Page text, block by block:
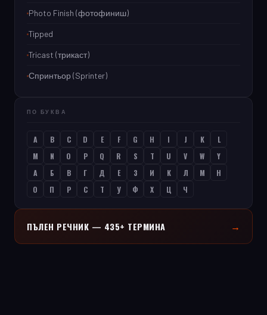
Photo Finish (фотофиниш)
Tipped
Tricast (трикаст)
Спринтьор (Sprinter)
ПО БУКВА
A B C D E F G H I J K
L
M
N O P Q R S T U V W
Y
А
Б В Г Д Е З И К Л М
Н
О
П Р С Т У Ф Х Ц Ч
ПЪЛЕН РЕЧНИК — 435+ ТЕРМИНА →